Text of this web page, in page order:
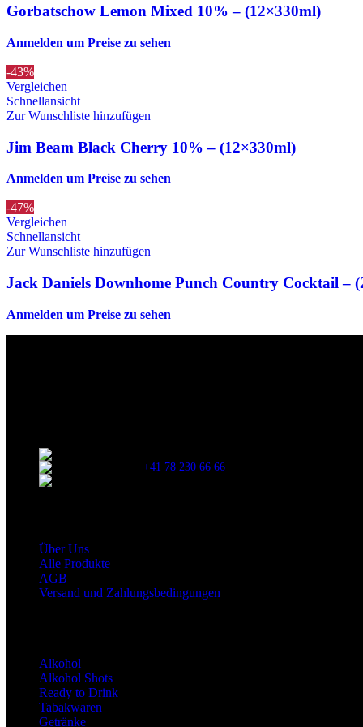
Gorbatschow Lemon Mixed 10% – (12×330ml)
Anmelden um Preise zu sehen
-43%
Vergleichen
Schnellansicht
Zur Wunschliste hinzufügen
Jim Beam Black Cherry 10% – (12×330ml)
Anmelden um Preise zu sehen
-47%
Vergleichen
Schnellansicht
Zur Wunschliste hinzufügen
Jack Daniels Downhome Punch Country Cocktail –
Anmelden um Preise zu sehen
+41 78 230 66 66
Über Uns
Alle Produkte
AGB
Versand und Zahlungsbedingungen
Alkohol
Alkohol Shots
Ready to Drink
Tabakwaren
Getränke